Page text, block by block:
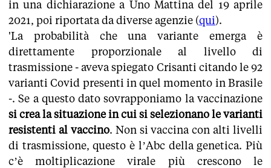
in una dichiarazione a Uno Mattina del 19 aprile
2021, poi riportata da diverse agenzie (qui).
'La probabilità che una variante emerga è
direttamente proporzionale al livello di
trasmissione - aveva spiegato Crisanti citando le 92
varianti Covid presenti in quel momento in Brasile
-. Se a questo dato sovrapponiamo la vaccinazione
si crea la situazione in cui si selezionano le varianti
resistenti al vaccino. Non si vaccina con alti livelli
di trasmissione, questo è l’Abc della genetica. Più
c’è moltiplicazione virale più crescono le